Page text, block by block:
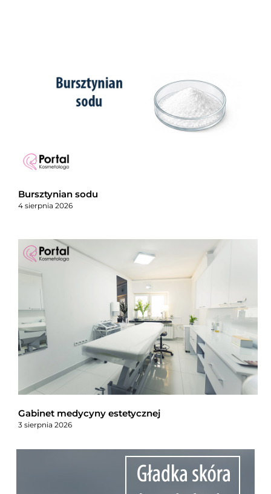
Bursztynian sodu
4 sierpnia 2026
Gabinet medycyny estetycznej
3 sierpnia 2026